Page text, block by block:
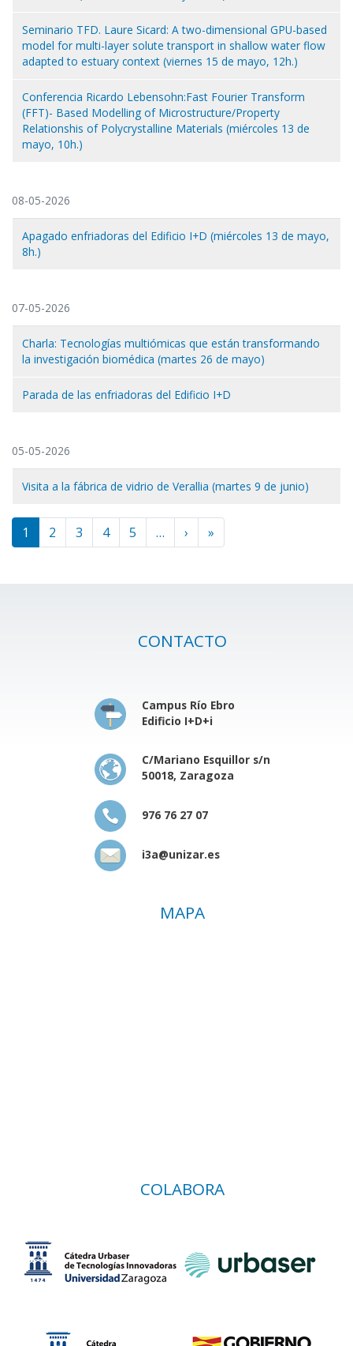
Seminario TFD. Laure Sicard: A two-dimensional GPU-based
model for multi-layer solute transport in shallow water flow
adapted to estuary context (viernes 15 de mayo, 12h.)
Conferencia Ricardo Lebensohn:Fast Fourier Transform
(FFT)- Based Modelling of Microstructure/Property
Relationshis of Polycrystalline Materials (miércoles 13 de
mayo, 10h.)
08-05-2026
Apagado enfriadoras del Edificio I+D (miércoles 13 de mayo,
8h.)
07-05-2026
Charla: Tecnologías multiómicas que están transformando
la investigación biomédica (martes 26 de mayo)
Parada de las enfriadoras del Edificio I+D
05-05-2026
Visita a la fábrica de vidrio de Verallia (martes 9 de junio)
Paginación
1 2 3 4 5 … › Siguiente página
»
CONTACTO
Campus Río Ebro
Edificio I+D+i
C/Mariano Esquillor s/n
50018, Zaragoza
976 76 27 07
i3a@unizar.es
MAPA
COLABORA